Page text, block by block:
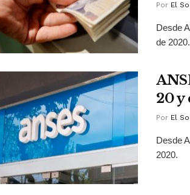
Por El
Desde
de 2020.
20 y
Por El
Desde
2020.